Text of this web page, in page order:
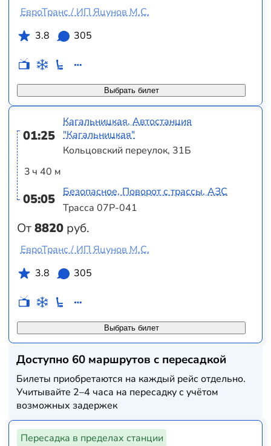
Выбрать билет
ЕвроТранс / ИП Яцунов М.С.
3.8
305
01:25
3 ч 40 м
05:05
От8820 руб.
Кагальницкая, Автостанция
"Кагальницкая"
Кольцовский переулок, 31Б
Безопасное, Поворот с трассы, АЗС
Трасса 07Р-041
Выбрать билет
ЕвроТранс / ИП Яцунов М.С.
3.8
305
Доступно 60 маршрутов с пересадкой
Билеты приобретаются на каждый рейс отдельно.
Учитывайте 2–4 часа на пересадку с учётом
возможных задержек
Пересадка в пределах станции